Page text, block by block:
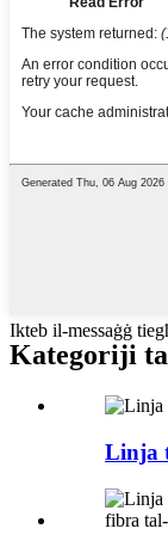
Ikteb il-messaġġ
Kategoriji
Linja